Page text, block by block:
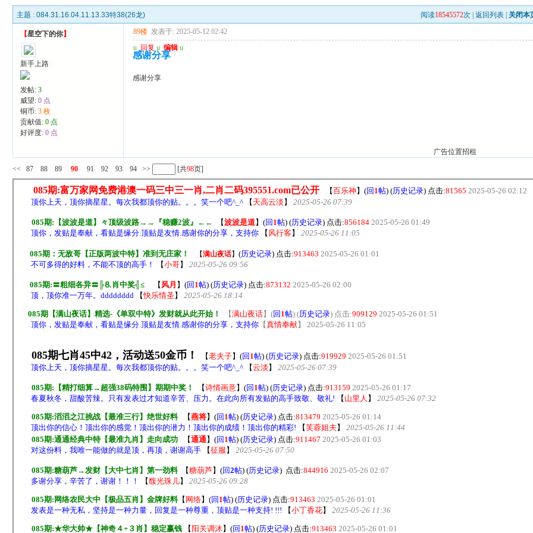
主题 :084.31.16.04.11.13.33特38(26龙) 阅读18545572次 |返回列表 关闭本
【星空下的你】
新手上路
发帖:3
威望:0 点
铜币:3 枚
贡献值:0 点
好评度:0 点
89楼 发表于: 2025-05-12 02:42
u 回复 u 编辑 u
感谢分享
感谢分享
广告位置招租
<< 87 88 89 90 91 92 93 94 >> [共98页]